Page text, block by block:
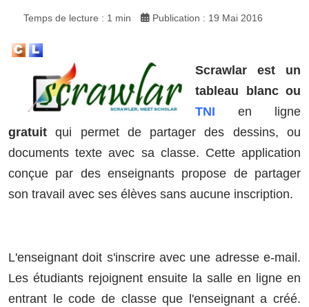
Temps de lecture : 1 min Publication : 19 Mai 2016
Scrawlar est un
tableau blanc ou
TNI en ligne
gratuit qui permet de partager des dessins, ou
documents texte avec sa classe. Cette application
conçue par des enseignants propose de partager
son travail avec ses élèves sans aucune inscription.
L'enseignant doit s'inscrire avec une adresse e-mail.
Les étudiants rejoignent ensuite la salle en ligne en
entrant le code de classe que l'enseignant a créé.